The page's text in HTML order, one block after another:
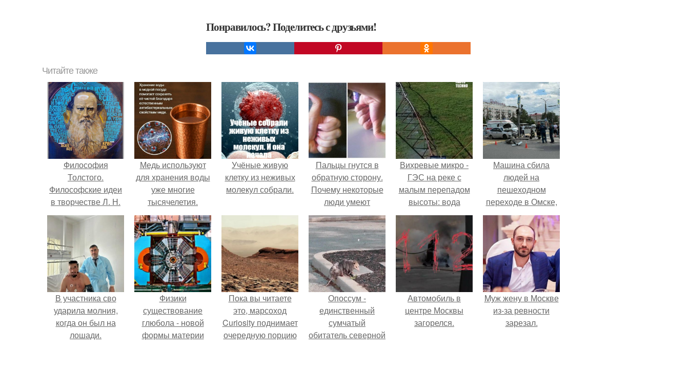
Понравилось? Поделитесь с друзьями!
Читайте также
Философия
Толстого.
Философские идеи
в творчестве Л. Н.
Толстого.
Медь используют
для хранения воды
уже многие
тысячелетия.
Учёные живую
клетку из неживых
молекул собрали.
Пальцы гнутся в
обратную сторону.
Почему некоторые
люди умеют
выгибать палец в
обратную сторону?
Вихревые микро -
ГЭС на реке с
малым перепадом
высоты: вода
закручивается в
бетонной камере и
вращает
вертикальную
турбину.
Машина сбила
людей на
пешеходном
переходе в Омске,
пострадали 8
человек.
В участника сво
ударила молния,
когда он был на
лошади.
Физики
существование
глюбола - новой
формы материи
Пока вы читаете
это, марсоход
Curiosity поднимает
очередную порцию
Опоссум -
единственный
сумчатый
обитатель северной
Автомобиль в
центре Москвы
загорелся.
Mуж жену в Москве
из-за ревности
зарезал.